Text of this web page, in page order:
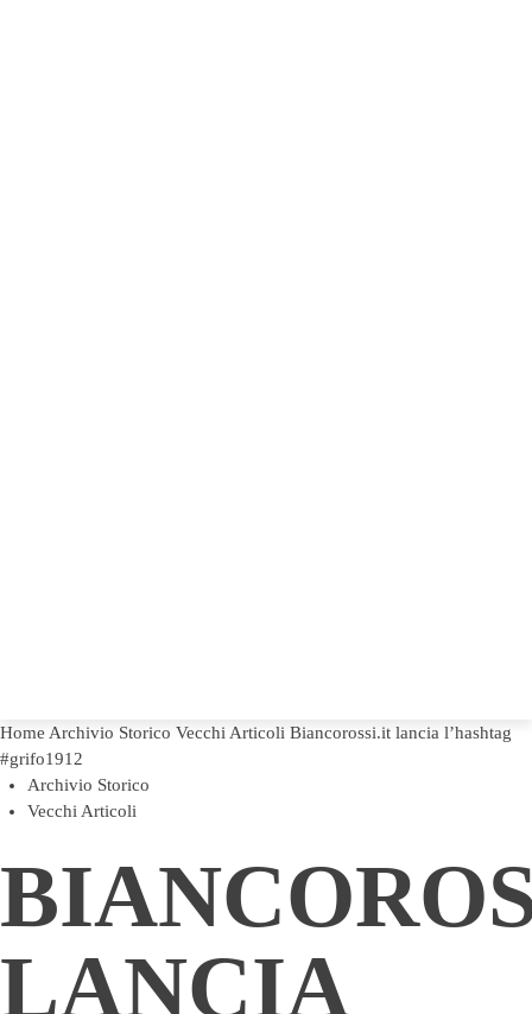
Home Archivio Storico Vecchi Articoli Biancorossi.it lancia l’hashtag
#grifo1912
Archivio Storico
Vecchi Articoli
LANCIA